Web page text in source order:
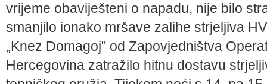
vrijeme obaviješteni o napadu, nije bilo
smanjilo ionako mršave zalihe strjeljiva
„Knez Domagoj" od Zapovjedništva
Hercegovina zatražilo hitnu dostavu